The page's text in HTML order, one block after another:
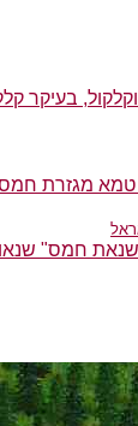
בעיקר
מגזרת חמס,
חמס"